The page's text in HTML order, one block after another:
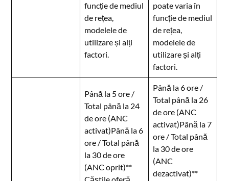
funcție de mediul
de rețea,
modelele de
utilizare și alți
factori.
poate varia în
funcție de mediul
de rețea,
modelele de
utilizare și alți
factori.
Până la 5 ore /
Total până la 24
de ore (ANC
activat)Până la 6
ore / Total până
la 30 de ore
(ANC oprit)**
Până la 6 ore /
Total până la 26
de ore (ANC
activat)Până la 7
ore / Total până
la 30 de ore
(ANC
dezactivat)**